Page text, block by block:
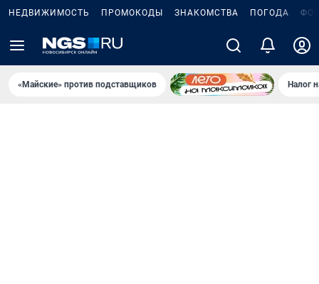
НЕДВИЖИМОСТЬ ПРОМОКОДЫ ЗНАКОМСТВА ПОГОДА
«Майские» против подставщиков Налог